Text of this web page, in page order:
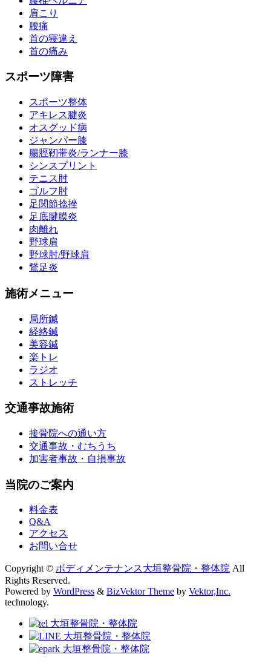
肩こり
腰痛
首の寝違え
首の痛み
スポーツ障害
スポーツ整体
アキレス腱炎
オスグッド病
ジャンパー膝
腸脛靭帯炎/ランナー膝
シンスプリント
テニス肘
ゴルフ肘
足関節捻挫
足底腱膜炎
肉離れ
野球肩
野球肘/野球肩
鵞足炎
施術メニュー
局所鍼
経絡鍼
美容鍼
楽トレ
ラジオ
ストレッチ
交通事故施術
接骨院への通い方
交通事故・むちうち
加害者事故・自損事故
当院のご案内
料金表
Q&A
アクセス
お問い合せ
Copyright © ボディメンテナンス大垣整骨院・整体院 All
Rights Reserved.
Powered by WordPress & BizVektor Theme by Vektor,Inc.
technology.